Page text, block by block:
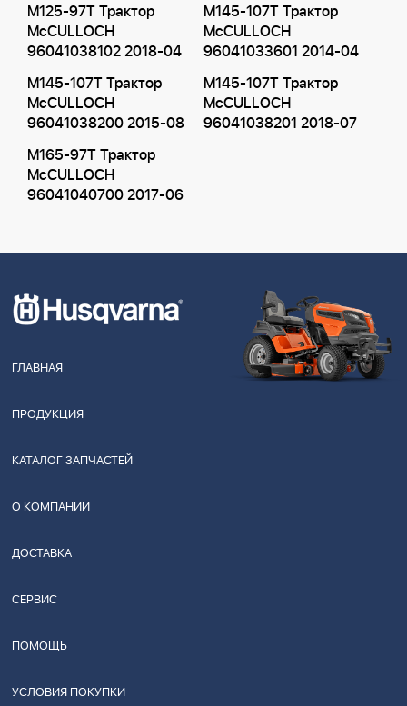
M125-97T Трактор
McCULLOCH
96041038102 2018-04
M145-107T Трактор
McCULLOCH
96041033601 2014-04
M145-107T Трактор
McCULLOCH
96041038200 2015-08
M145-107T Трактор
McCULLOCH
96041038201 2018-07
M165-97T Трактор
McCULLOCH
96041040700 2017-06
ГЛАВНАЯ
ПРОДУКЦИЯ
КАТАЛОГ ЗАПЧАСТЕЙ
О КОМПАНИИ
ДОСТАВКА
СЕРВИС
ПОМОЩЬ
УСЛОВИЯ ПОКУПКИ